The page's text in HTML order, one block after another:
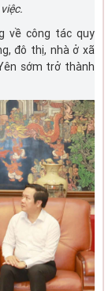
về công tác quy
đô thị, nhà ở xã
sớm trở thành